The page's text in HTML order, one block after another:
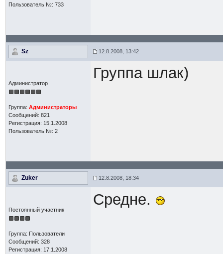
Пользователь №: 733
Sz 12.8.2008, 13:42
Администратор
Группа: Администраторы
Сообщений: 821
Регистрация: 15.1.2008
Пользователь №: 2
Группа шлак)
Zuker 12.8.2008, 18:34
Постоянный участник
Группа: Пользователи
Сообщений: 328
Регистрация: 17.1.2008
Средне.